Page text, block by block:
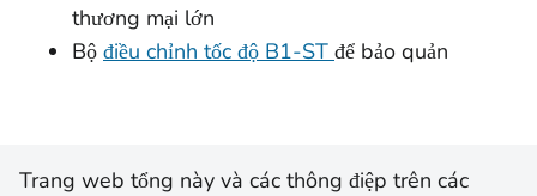
thương mại lớn
Bộ điều chỉnh tốc độ B1-ST để bảo quản
Trang web tổng này và các thông điệp trên các